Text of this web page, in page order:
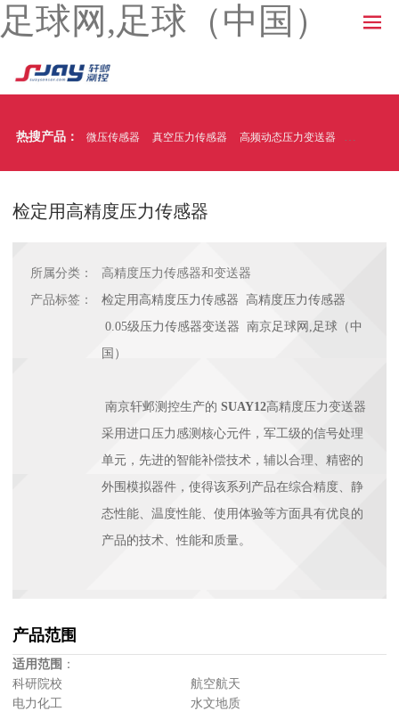
足球网,足球（中国）
热搜产品： 微压传感器 真空压力传感器 高频动态压力变送器 温压一体
检定用高精度压力传感器
所属分类：
高精度压力传感器和变送器
产品标签：
检定用高精度压力传感器 高精度压力传感器
0.05级压力传感器变送器 南京足球网,足球（中
国）
南京轩邺测控生产的 SUAY12高精度压力变送器
采用进口压力感测核心元件，军工级的信号处理
单元，先进的智能补偿技术，辅以合理、精密的
外围模拟器件，使得该系列产品在综合精度、静
态性能、温度性能、使用体验等方面具有优良的
产品的技术、性能和质量。
产品范围
适用范围 ：
科研院校 航空航天
电力化工 水文地质